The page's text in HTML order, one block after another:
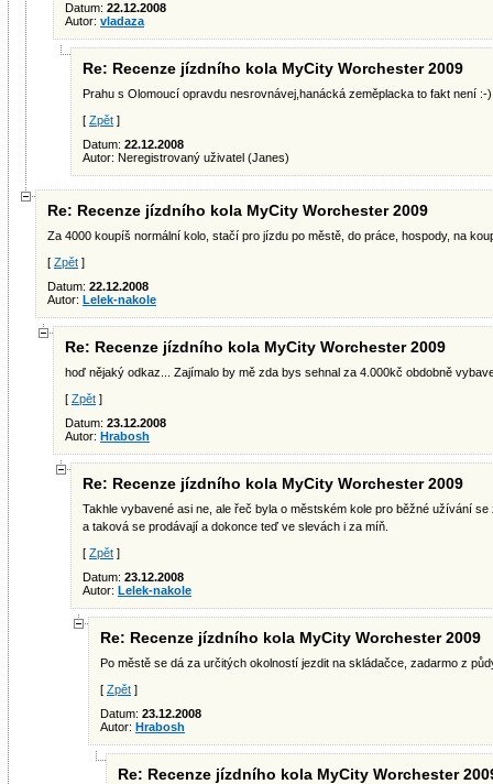
Datum: 22.12.2008
Autor: vladaza
Re: Recenze jízdního kola MyCity Worchester 2009
Prahu s Olomoucí opravdu nesrovnávej,hanácká zeměplacka to fakt není :-)
[ Zpět ]
Datum: 22.12.2008
Autor: Neregistrovaný uživatel (Janes)
Re: Recenze jízdního kola MyCity Worchester 2009
Za 4000 koupíš normální kolo, stačí pro jízdu po městě, do práce, hospody, na
[ Zpět ]
Datum: 22.12.2008
Autor: Lelek-nakole
Re: Recenze jízdního kola MyCity Worchester 2009
hoď nějaký odkaz... Zajímalo by mě zda bys sehnal za 4.000kč obdobně
[ Zpět ]
Datum: 23.12.2008
Autor: Hrabosh
Re: Recenze jízdního kola MyCity Worchester 2009
Takhle vybavené asi ne, ale řeč byla o městském kole pro běžné užívání
a taková se prodávají a dokonce teď ve slevách i za míň.
[ Zpět ]
Datum: 23.12.2008
Autor: Lelek-nakole
Re: Recenze jízdního kola MyCity Worchester 2009
Po městě se dá za určitých okolností jezdit na skládačce, zadarmo z
[ Zpět ]
Datum: 23.12.2008
Autor: Hrabosh
Re: Recenze jízdního kola MyCity Worchester